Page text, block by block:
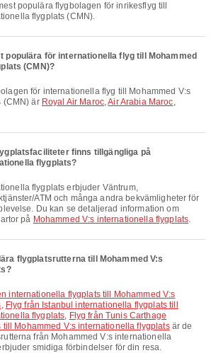
populära flygbolagen för inrikesflyg till
flygplats (CMN).
populära för internationella flyg till Mohammed
(CMN)?
(CMN) är Royal Air Maroc,Air Arabia Maroc,
finns tillgängliga på
flygplats?
ATM och många andra bekvämligheter för
Du kan se detaljerad information om
på Mohammed V:s internationella flygplats.
flygplatsrutterna till Mohammed V:s
, Flyg från Istanbul internationella flygplats till
flygplats, Flyg från Tunis Carthage
Mohammed V:s internationella flygplatsär de
från Mohammed V:s internationella
smidiga förbindelser för din resa.